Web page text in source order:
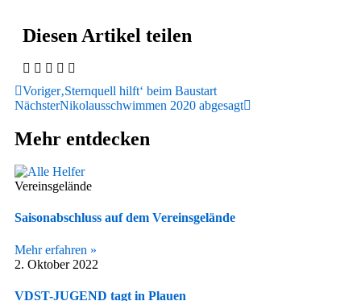
Diesen Artikel teilen
Voriger‚Sternquell hilft‘ beim Baustart
NächsterNikolausschwimmen 2020 abgesagt
Mehr entdecken
Vereinsgelände
Saisonabschluss auf dem Vereinsgelände
Mehr erfahren »
2. Oktober 2022
VDST-JUGEND tagt in Plauen